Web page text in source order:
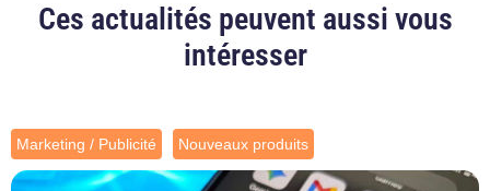
Ces actualités peuvent aussi vous
intéresser
Marketing / Publicité Nouveaux produits